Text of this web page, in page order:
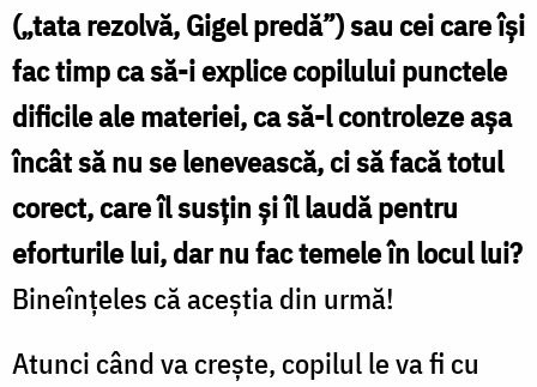
(„tata rezolvă, Gigel predă”) sau cei care îşi
fac timp ca să-i explice copilului punctele
dificile ale materiei, ca să-l controleze aşa
încât să nu se lenevească, ci să facă totul
corect, care îl susţin şi îl laudă pentru
eforturile lui, dar nu fac temele în locul lui?
Bineînţeles că aceştia din urmă!
Atunci când va creşte, copilul le va fi cu